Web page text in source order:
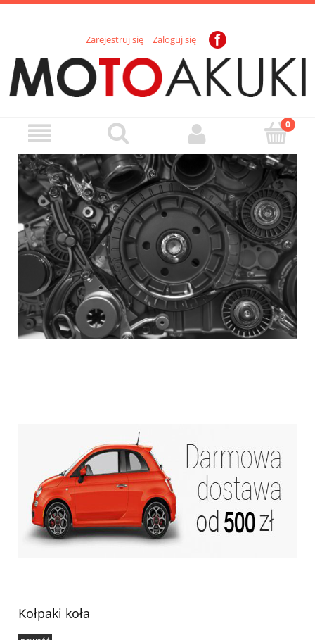
Zarejestruj się Zaloguj się
Kołpaki koła